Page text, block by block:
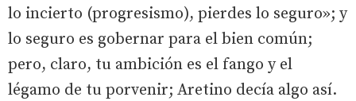
lo incierto (progresismo), pierdes lo seguro»; y
lo seguro es gobernar para el bien común;
pero, claro, tu ambición es el fango y el
légamo de tu porvenir; Aretino decía algo así.